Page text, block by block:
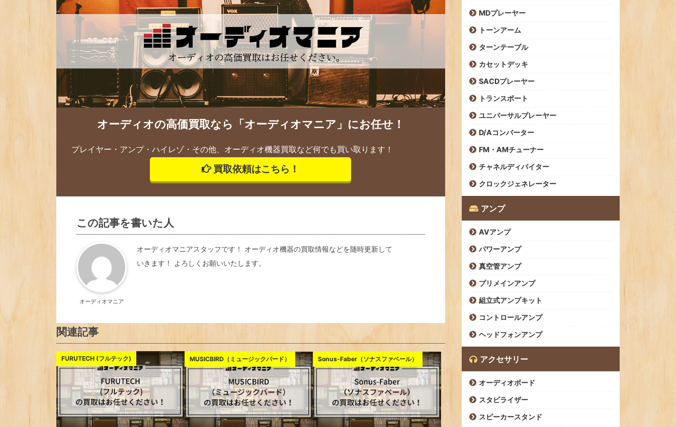
オーディオの高価買取なら「オーディオマニア」にお任せ！
プレイヤー・アンプ・ハイレゾ・その他、オーディオ機器買取など何でも買い取ります！
買取依頼はこちら！
この記事を書いた人
オーディオマニア
オーディオマニアスタッフです！ オーディオ機器の買取情報などを随時更新して
いきます！ よろしくお願いいたします。
関連記事
FURUTECH (フルテック) MUSICBIRD（ミュージックバード） Sonus-Faber（ソナスファベール）
MDプレーヤー
トーンアーム
ターンテーブル
カセットデッキ
SACDプレーヤー
トランスポート
ユニバーサルプレーヤー
D/Aコンバーター
FM・AMチューナー
チャネルディバイター
クロックジェネレーター
アンプ
AVアンプ
パワーアンプ
真空管アンプ
プリメインアンプ
組立式アンプキット
コントロールアンプ
ヘッドフォンアンプ
アクセサリー
オーディオボード
スタピライザー
スピーカースタンド